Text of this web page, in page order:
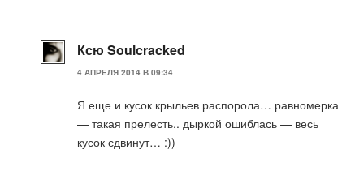
Ксю Soulcracked
4 АПРЕЛЯ 2014 В 09:34
Я еще и кусок крыльев распорола… равномерка
— такая прелесть.. дыркой ошиблась — весь
кусок сдвинут… :))